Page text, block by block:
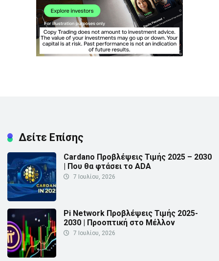
Δείτε Επίσης
Cardano Προβλέψεις Τιμής 2025 – 2030
| Που θα φτάσει το ADA
7 Ιουλίου, 2026
Pi Network Προβλέψεις Τιμής 2025-
2030 | Προοπτική στο Μέλλον
7 Ιουλίου, 2026